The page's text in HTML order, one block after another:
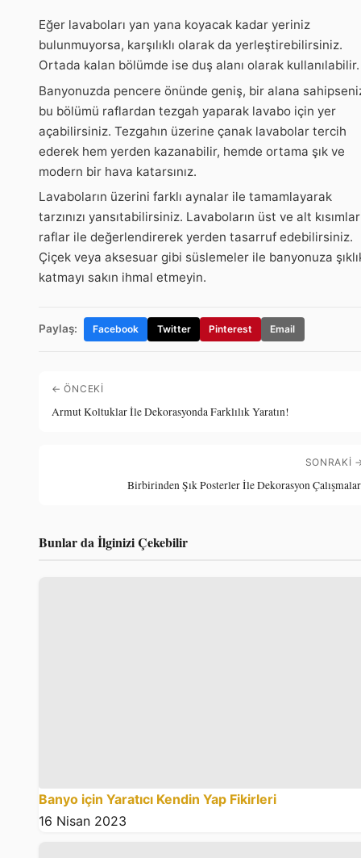
Eğer lavaboları yan yana koyacak kadar yeriniz
bulunmuyorsa, karşılıklı olarak da yerleştirebilirsiniz.
Ortada kalan bölümde ise duş alanı olarak kullanılabilir.
Banyonuzda pencere önünde geniş, bir alana
bu bölümü raflardan tezgah yaparak lavabo için yer
açabilirsiniz. Tezgahın üzerine çanak lavabolar tercih
ederek hem yerden kazanabilir, hemde ortama şık ve
modern bir hava katarsınız.
Lavaboların üzerini farklı aynalar ile tamamlayarak
tarzınızı yansıtabilirsiniz. Lavaboların üst ve alt
raflar ile değerlendirerek yerden tasarruf edebilirsiniz.
Çiçek veya aksesuar gibi süslemeler ile banyonuza
katmayı sakın ihmal etmeyin.
Paylaş: Facebook Twitter Pinterest Email
← ÖNCEKI
Armut Koltuklar İle Dekorasyonda Farklılık Yaratın!
SONRAKI
Birbirinden Şık Posterler İle Dekorasyon
Bunlar da İlginizi Çekebilir
Banyo için Yaratıcı Kendin Yap Fikirleri
16 Nisan 2023